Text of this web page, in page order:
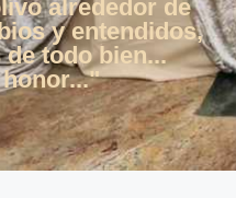
alrededor de
y entendidos,
todo bien...